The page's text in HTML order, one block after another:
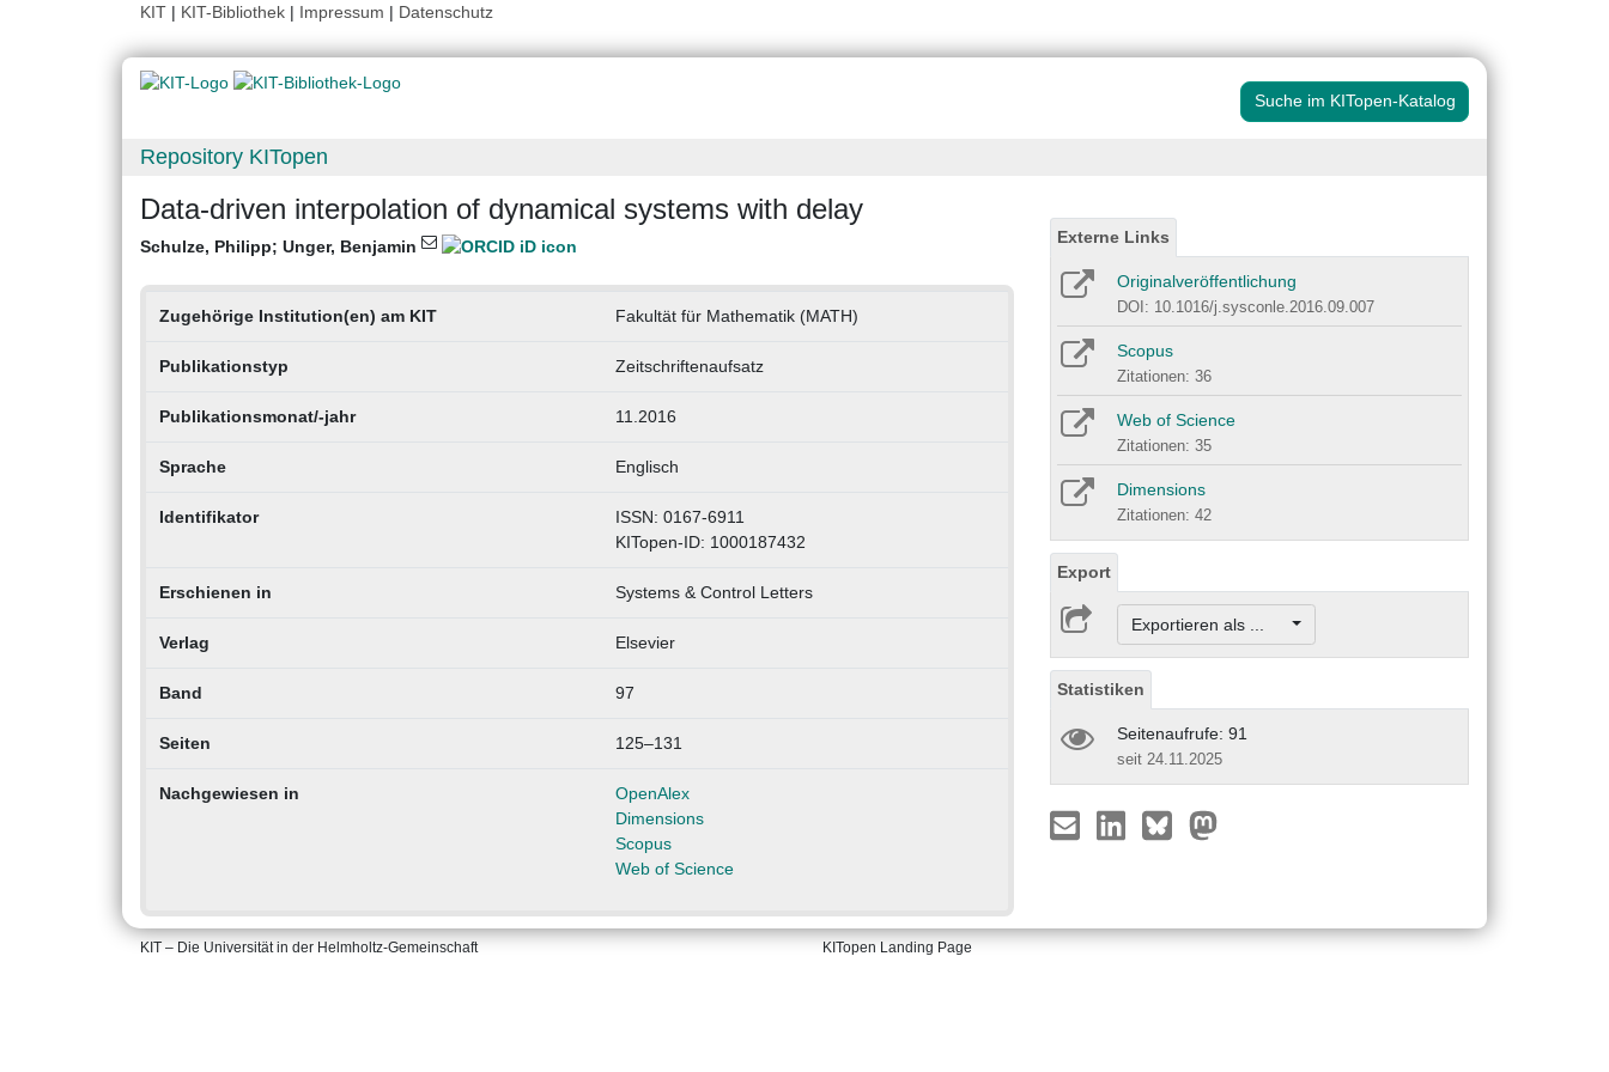
KIT | KIT-Bibliothek | Impressum | Datenschutz
Suche im KITopen-Katalog
Repository KITopen
Data-driven interpolation of dynamical systems with delay
Schulze, Philipp; Unger, Benjamin
Zugehörige Institution(en) am KIT Fakultät für Mathematik (MATH)
Publikationstyp Zeitschriftenaufsatz
Publikationsmonat/-jahr 11.2016
Sprache Englisch
Identifikator
ISSN: 0167-6911
KITopen-ID: 1000187432
Erschienen in Systems & Control Letters
Verlag Elsevier
Band 97
Seiten 125–131
Nachgewiesen in
OpenAlex
Dimensions
Scopus
Web of Science
Externe Links
Originalveröffentlichung
DOI: 10.1016/j.sysconle.2016.09.007
Scopus
Zitationen: 36
Web of Science
Zitationen: 35
Dimensions
Zitationen: 42
Export
Exportieren als ...
Statistiken
Seitenaufrufe: 91
seit 24.11.2025
KIT – Die Universität in der Helmholtz-Gemeinschaft KITopen Landing Page